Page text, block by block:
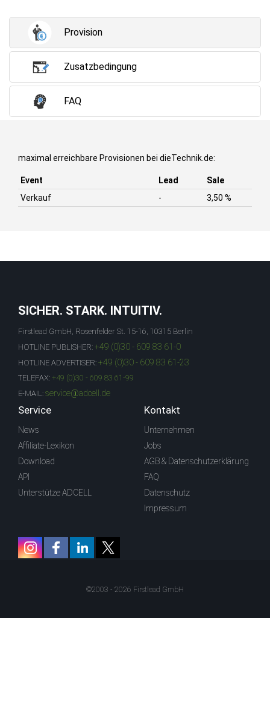
Provision
Zusatzbedingung
FAQ
maximal erreichbare Provisionen bei dieTechnik.de:
Event Lead
Sale
Verkauf
- 3,50 %
SICHER. STARK. INTUITIV.
Firstlead GmbH, Rosenfelder St. 15-16, 10315 Berlin
HOTLINE PUBLISHER: +49 (0)30 - 609 83 61-0
HOTLINE ADVERTISER: +49 (0)30 - 609 83 61-23
TELEFAX: +49 (0)30 - 609 83 61-99
E-MAIL: service@adcell.de
Service
News
Affiliate-Lexikon
Download
API
Unterstütze ADCELL
Kontakt
Unternehmen
Jobs
AGB & Datenschutzerklärung
FAQ
Datenschutz
Impressum
©2003 - 2026 Firstlead GmbH